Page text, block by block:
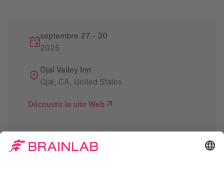
septembre 27 - 30
2026
Ojai Valley Inn
Ojai, CA, United States
Découvrir le site Web